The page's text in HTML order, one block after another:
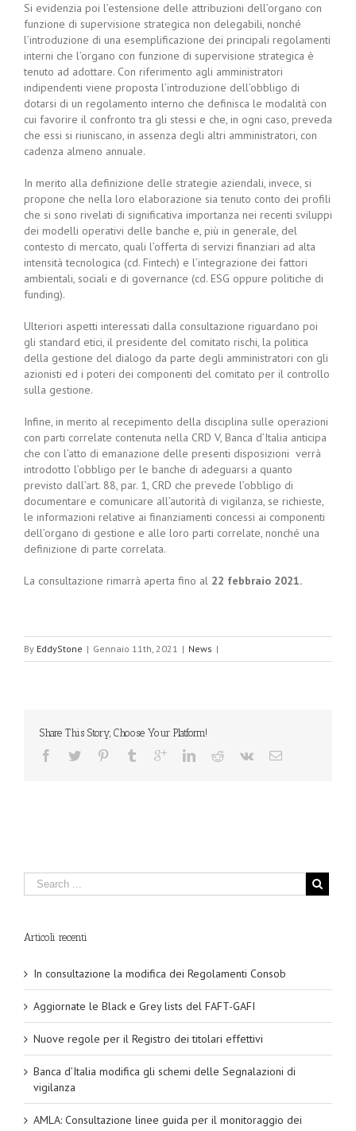
Si evidenzia poi l’estensione delle attribuzioni dell’organo con
funzione di supervisione strategica non delegabili, nonché
l’introduzione di una esemplificazione dei principali regolamenti
interni che l’organo con funzione di supervisione strategica è
tenuto ad adottare. Con riferimento agli amministratori
indipendenti viene proposta l’introduzione dell’obbligo di
dotarsi di un regolamento interno che definisca le modalità con
cui favorire il confronto tra gli stessi e che, in ogni caso, preveda
che essi si riuniscano, in assenza degli altri amministratori, con
cadenza almeno annuale.
In merito alla definizione delle strategie aziendali, invece, si
propone che nella loro elaborazione sia tenuto conto dei profili
che si sono rivelati di significativa importanza nei recenti sviluppi
dei modelli operativi delle banche e, più in generale, del
contesto di mercato, quali l’offerta di servizi finanziari ad alta
intensità tecnologica (cd. Fintech) e l’integrazione dei fattori
ambientali, sociali e di governance (cd. ESG oppure politiche di
funding).
Ulteriori aspetti interessati dalla consultazione riguardano poi
gli standard etici, il presidente del comitato rischi, la politica
della gestione del dialogo da parte degli amministratori con gli
azionisti ed i poteri dei componenti del comitato per il controllo
sulla gestione.
Infine, in merito al recepimento della disciplina sulle operazioni
con parti correlate contenuta nella CRD V, Banca d’Italia anticipa
che con l’atto di emanazione delle presenti disposizioni verrà
introdotto l’obbligo per le banche di adeguarsi a quanto
previsto dall’art. 88, par. 1, CRD che prevede l’obbligo di
documentare e comunicare all’autorità di vigilanza, se richieste,
le informazioni relative ai finanziamenti concessi ai componenti
dell’organo di gestione e alle loro parti correlate, nonché una
definizione di parte correlata.
La consultazione rimarrà aperta fino al 22 febbraio 2021.
By EddyStone | Gennaio 11th, 2021 | News |
Share This Story, Choose Your Platform!
Articoli recenti
In consultazione la modifica dei Regolamenti Consob
Aggiornate le Black e Grey lists del FAFT-GAFI
Nuove regole per il Registro dei titolari effettivi
Banca d’Italia modifica gli schemi delle Segnalazioni di
vigilanza
AMLA: Consultazione linee guida per il monitoraggio dei